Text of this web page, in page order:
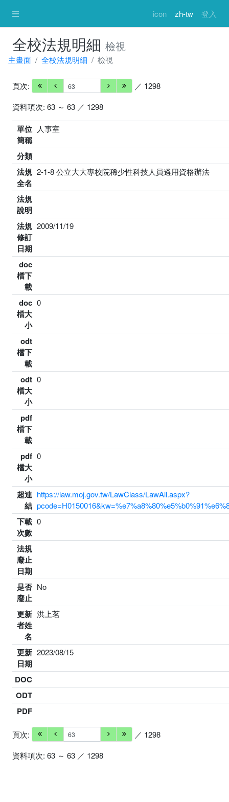
icon zh-tw 登入
全校法規明細 檢視
主畫面 全校法規明細 檢視
頁次:
／ 1298
資料項次: 63 ～ 63 ／ 1298
單位
簡稱
人事室
分類
法規
全名
2-1-8 公立大大專校院稀少性科技人員遴用資格辦法
法規
說明
法規
修訂
日期
2009/11/19
doc
檔下
載
doc
檔大
小
0
odt
檔下
載
odt
檔大
小
0
pdf
檔下
載
pdf
檔大
小
0
超連
結
https://law.moj.gov.tw/LawClass/LawAll.aspx?
下載
次數
0
法規
廢止
日期
是否
廢止
No
更新
者姓
名
洪上茗
更新
日期
2023/08/15
DOC
ODT
PDF
頁次:
／ 1298
資料項次: 63 ～ 63 ／ 1298